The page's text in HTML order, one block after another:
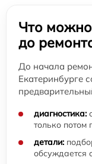
Что можно
до
До начала
Екатеринбурге
диагностика:
только потом
детали:
обсуждается